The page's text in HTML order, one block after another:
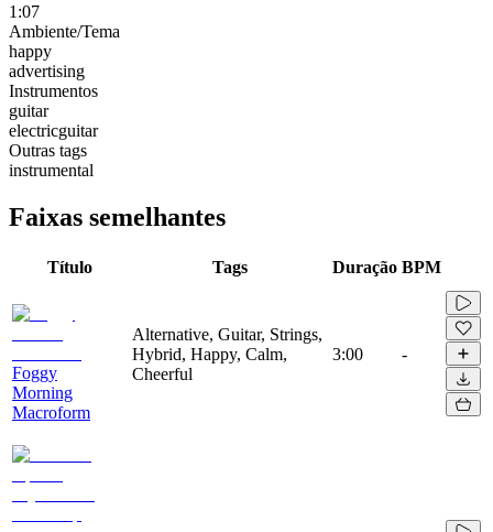
1:07
Ambiente/Tema
happy
advertising
Instrumentos
guitar
electricguitar
Outras tags
instrumental
Faixas semelhantes
Título Tags Duração BPM
Foggy
Morning
Macroform
Alternative, Guitar, Strings,
Hybrid, Happy, Calm,
Cheerful
3:00 -